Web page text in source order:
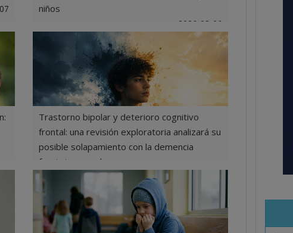
niños
2026-08-06
Trastorno bipolar y deterioro cognitivo
frontal: una revisión exploratoria analizará su
posible solapamiento con la demencia
frontotemporal